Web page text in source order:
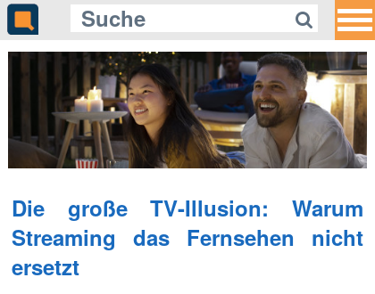
Die große TV-Illusion: Warum
Streaming das Fernsehen nicht
ersetzt